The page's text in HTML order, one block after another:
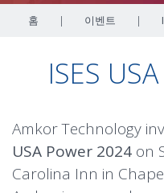
홈 | 이벤트 |
ISES
Amkor Technology
USA Power 2024 on
Carolina Inn in